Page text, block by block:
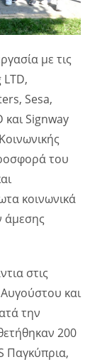
με τις
LTD,
Sesa,
και Signway
του
κοινωνικά
άμεσης
στις
Αυγούστου και
την
200
Παγκύπρια,